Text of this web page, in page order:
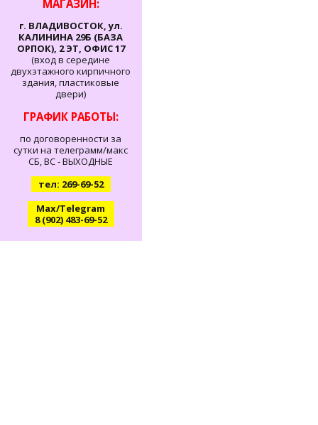
МАГАЗИН:
г. ВЛАДИВОСТОК, ул.
КАЛИНИНА 29Б (БАЗА
ОРПОК), 2 ЭТ, ОФИС 17
(вход в середине
двухэтажного кирпичного
здания, пластиковые
двери)
ГРАФИК РАБОТЫ:
по договоренности за
сутки на телеграмм/макс
СБ, ВС - ВЫХОДНЫЕ
тел: 269-69-52
Max/Telegram
8 (902) 483-69-52